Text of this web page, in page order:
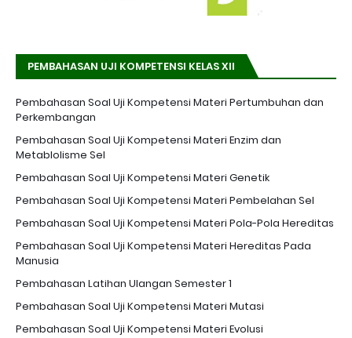
PEMBAHASAN UJI KOMPETENSI KELAS XII
Pembahasan Soal Uji Kompetensi Materi Pertumbuhan dan
Perkembangan
Pembahasan Soal Uji Kompetensi Materi Enzim dan
Metablolisme Sel
Pembahasan Soal Uji Kompetensi Materi Genetik
Pembahasan Soal Uji Kompetensi Materi Pembelahan Sel
Pembahasan Soal Uji Kompetensi Materi Pola-Pola Hereditas
Pembahasan Soal Uji Kompetensi Materi Hereditas Pada
Manusia
Pembahasan Latihan Ulangan Semester 1
Pembahasan Soal Uji Kompetensi Materi Mutasi
Pembahasan Soal Uji Kompetensi Materi Evolusi